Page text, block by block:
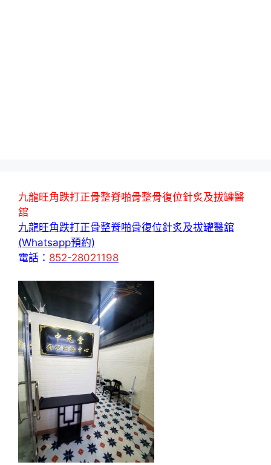
九龍旺角跌打正骨整脊啪骨整骨復位針炙及拔罐醫
舘
九龍旺角跌打正骨整脊啪骨復位針炙及拔罐醫舘
(Whatsapp預約)
電話： 852-28021198